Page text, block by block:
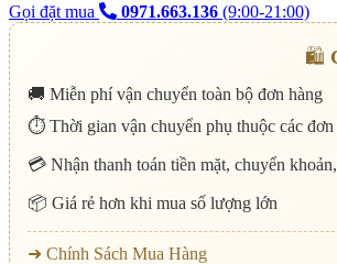
Gọi đặt mua
0971.663.136 (9:00-21:00)
🛍️
🚚 Miễn phí vận chuyển toàn bộ đơn hàng
⏱️ Thời gian vận chuyển phụ thuộc các
💳 Nhận thanh toán tiền mặt, chuyển
📦 Giá rẻ hơn khi mua số lượng lớn
➜ Chính Sách Mua Hàng